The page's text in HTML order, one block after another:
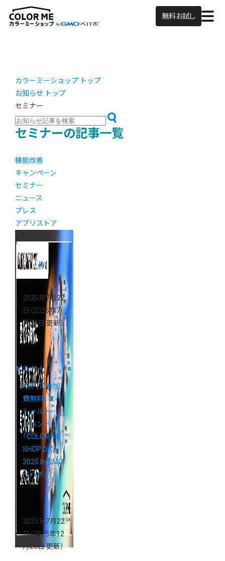
無料お試し
カラーミーショップ トップ
お知らせ トップ
セミナー
セミナーの記事一覧
機能改善
キャンペーン
セミナー
ニュース
プレス
アプリストア
2025年7月22
日 （2025年7
月24日 更新）
セミナー
《終了》参加
費無料！ スペ
シャルトーク
イベント
「COLOR ME
SHOP DAY
2025 byGMO
ペパボ」
2025年7月22
日（2025年12
月23日 更新）